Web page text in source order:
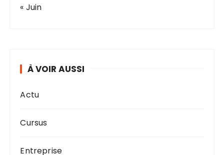
« Juin
À VOIR AUSSI
Actu
Cursus
Entreprise